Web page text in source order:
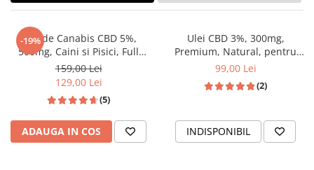
Dulciuri CBD
Vaporizator CBD
E-Lichid CBD
Plasturi cu CBD
Supozitoare CBD
Pachete Promo
-19%
Ulei de Canabis CBD 5%,
500mg, Caini si Pisici, Full
Spectrum, Medicanah, Aroma
Sunca, 10ml
159,00 Lei
129,00 Lei
(5)
ADAUGA IN COS
Ulei CBD 3%, 300mg,
Premium, Natural, pentru
Pisici, 10ml
99,00 Lei
(2)
INDISPONIBIL